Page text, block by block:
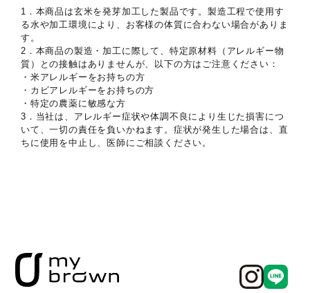
1．本商品は玄米を発芽加工した製品です。製造工程で使用す
る水や加工環境により、お客様の体質に合わない場合がありま
す。
2．本商品の製造・加工に際して、特定原材料（アレルギー物
質）との接触はありませんが、以下の方はご注意ください：
・米アレルギーをお持ちの方
・カビアレルギーをお持ちの方
・特定の農薬に敏感な方
3．当社は、アレルギー症状や体調不良により生じた損害につ
いて、一切の責任を負いかねます。症状が発生した場合は、直
ちに使用を中止し、医師にご相談ください。